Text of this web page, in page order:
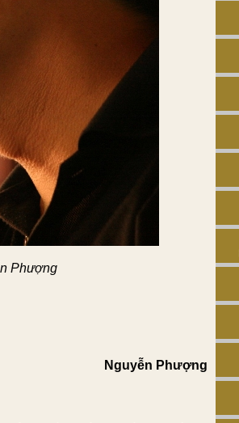
Phượng
Nguyễn Phượng